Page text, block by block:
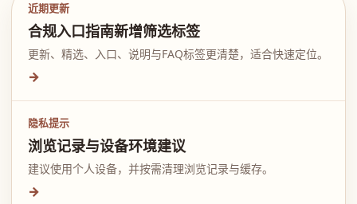
近期更新
合规入口指南新增筛选标签
更新、精选、入口、说明与FAQ标签更清楚，适合快速定位。
→
隐私提示
浏览记录与设备环境建议
建议使用个人设备，并按需清理浏览记录与缓存。
→